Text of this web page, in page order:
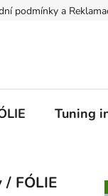
podmínky a
Tuning
FÓLIE